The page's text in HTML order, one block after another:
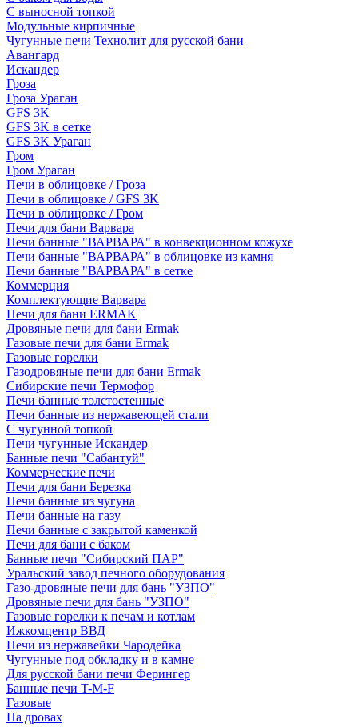
С выносной топкой
Модульные кирпичные
Чугунные печи Технолит для русской бани
Авангард
Искандер
Гроза
Гроза Ураган
GFS 3K
GFS 3K в сетке
GFS 3K Ураган
Гром
Гром Ураган
Печи в облицовке / Гроза
Печи в облицовке / GFS 3K
Печи в облицовке / Гром
Печи для бани Варвара
Печи банные "ВАРВАРА" в конвекционном кожухе
Печи банные "ВАРВАРА" в облицовке из камня
Печи банные "ВАРВАРА" в сетке
Коммерция
Комплектующие Варвара
Печи для бани ERMAK
Дровяные печи для бани Ermak
Газовые печи для бани Ermak
Газовые горелки
Газодровяные печи для бани Ermak
Сибирские печи Термофор
Печи банные толстостенные
Печи банные из нержавеющей стали
С чугунной топкой
Печи чугунные Искандер
Банные печи "Сабантуй"
Коммерческие печи
Печи для бани Березка
Печи банные из чугуна
Печи банные на газу
Печи банные с закрытой каменкой
Печи для бани с баком
Банные печи "Сибирский ПАР"
Уральский завод печного оборудования
Газо-дровяные печи для бань "УЗПО"
Дровяные печи для бань "УЗПО"
Газовые горелки к печам и котлам
Ижкомцентр ВВД
Печи из нержавейки Чародейка
Чугунные под обкладку и в камне
Для русской бани печи Ферингер
Банные печи T-M-F
Газовые
На дровах